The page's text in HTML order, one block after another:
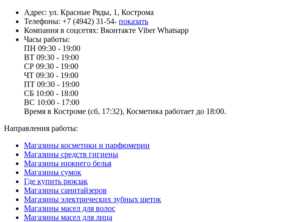
Адрес: ул. Красные Ряды, 1, Кострома
Телефоны: +7 (4942) 31-54- показать
Компания в соцсетях: Вконтакте Viber Whatsapp
Часы работы:
ПН 09:30 - 19:00
ВТ 09:30 - 19:00
СР 09:30 - 19:00
ЧТ 09:30 - 19:00
ПТ 09:30 - 19:00
СБ 10:00 - 18:00
ВС 10:00 - 17:00
Время в Костроме (сб, 17:32), Косметика работает до 18:00.
Направления работы:
Магазины косметики и парфюмерии
Магазины средств гигиены
Магазины нижнего белья
Магазины сумок
Где купить рюкзак
Магазины санитайзеров
Магазины электрических зубных щеток
Магазины масел для волос
Магазины масел для лица